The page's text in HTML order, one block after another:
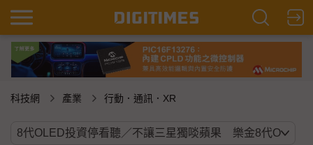
科技網 產業 行動．通訊．XR